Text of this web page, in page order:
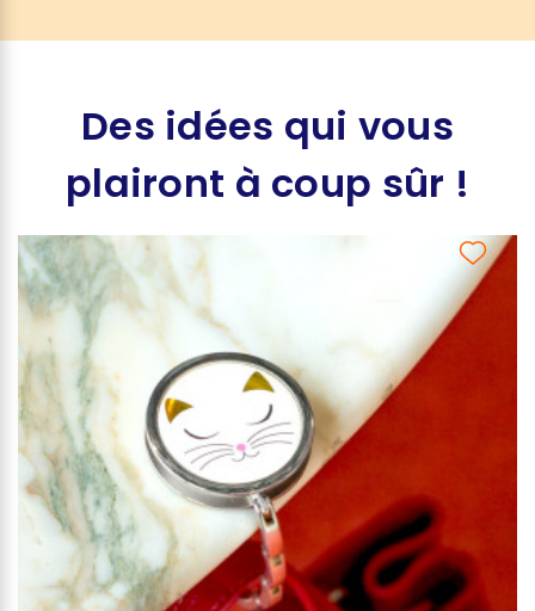
Des idées qui vous
plairont à coup sûr !